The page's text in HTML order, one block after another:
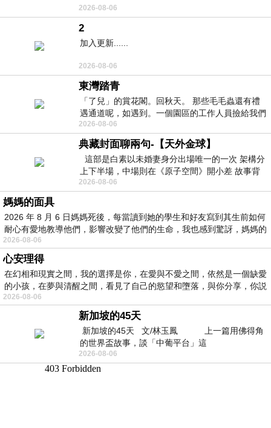
2026-08-06
2
加入更新......
2026-08-06
東灣踏青
「了兒」的賞花閣。回秋天。 那些毛毛蟲還有禮
遇通道呢，如遇到。一個園區的工作人員撿給我們
細賞。
2026-08-06
典藏封面聊兩句-【天外金球】
這部是白素以未婚妻身分出場唯一的一次 架構分
上下半場，中場則在《原子空間》開小差 故事背
景影射西藏境外流亡 地下組織
2026-08-06
媽媽的面具
2026 年 8 月 6 日媽媽死後，每當讀到她的學生和好友寫到其生前如何
耐心有愛地教導他們，影響改變了他們的生命，我也感到驚訝，媽媽的
2026-08-06
心安理得
在幻相和現實之間，我的選擇是你，在愛與不愛之間，依然是一個缺愛
的小孩，在夢與清醒之間，看見了自己的慾望和墮落，與你分享，你説
2026-08-06
新加坡的45天
新加坡的45天 文/林玉鳳 上一篇用佛得角
的世界盃故事，談「中葡平台」這
2026-08-06